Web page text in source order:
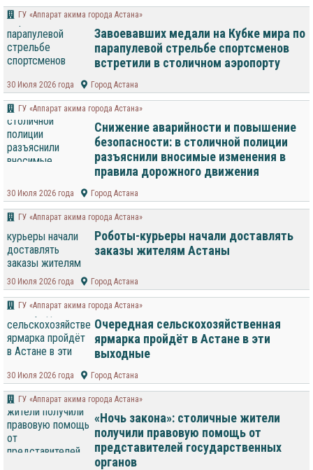
ГУ «Аппарат акима города Астана»
Завоевавших медали на Кубке мира по
парапулевой стрельбе спортсменов
встретили в столичном аэропорту
30 Июля 2026 года Город Астана
ГУ «Аппарат акима города Астана»
Снижение аварийности и повышение
безопасности: в столичной полиции
разъяснили вносимые изменения в
правила дорожного движения
30 Июля 2026 года Город Астана
ГУ «Аппарат акима города Астана»
Роботы-курьеры начали доставлять
заказы жителям Астаны
30 Июля 2026 года Город Астана
ГУ «Аппарат акима города Астана»
Очередная сельскохозяйственная
ярмарка пройдёт в Астане в эти
выходные
30 Июля 2026 года Город Астана
ГУ «Аппарат акима города Астана»
«Ночь закона»: столичные жители
получили правовую помощь от
представителей государственных
органов